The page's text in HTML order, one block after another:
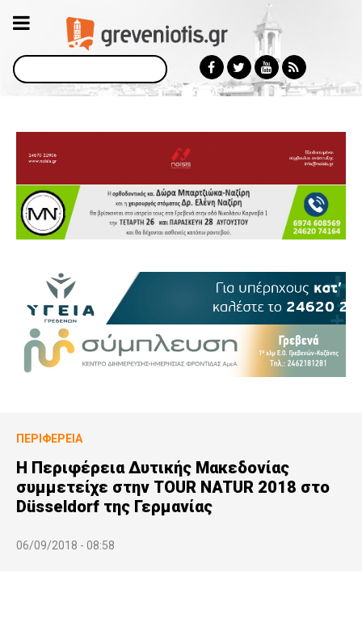
Αναζήτηση
ΠΕΡΙΦΈΡΕΙΑ
H Περιφέρεια Δυτικής Μακεδονίας
συμμετείχε στην TOUR NATUR 2018 στο
Düsseldorf της Γερμανίας
06/09/2018 - 08:58